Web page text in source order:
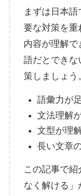
まずは日本
要な対策を重
内容が理解
語だとできな
策しましょう
語彙力が
文法理解
文型が理
長い文章
この記事で紹
なく解ける」